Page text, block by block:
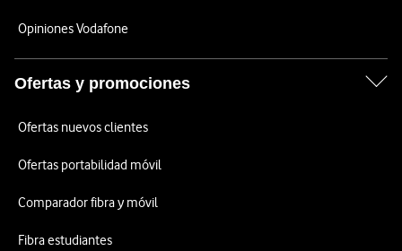
Opiniones Vodafone
Ofertas y promociones
Ofertas nuevos clientes
Ofertas portabilidad móvil
Comparador fibra y móvil
Fibra estudiantes